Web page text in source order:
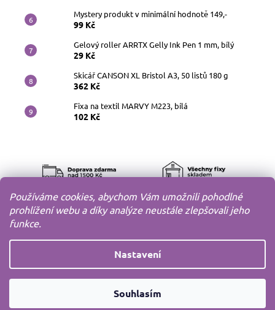
Používáme cookies, abychom Vám umožnili pohodlné
prohlížení webu a díky analýze neustále zlepšovali jeho
funkce.
Nastavení
Souhlasím
Mystery produkt v minimální hodnotě 149,-
99 Kč
Gelový roller ARRTX Gelly Ink Pen 1 mm, bílý
29 Kč
Skicář CANSON XL Bristol A3, 50 listů 180 g
362 Kč
Fixa na textil MARVY M223, bílá
102 Kč
Shoptet